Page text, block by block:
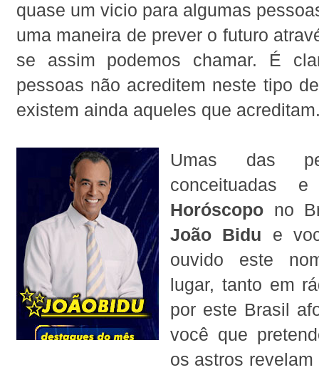
quase um vicio para algumas
uma maneira de prever o futuro
se assim podemos chamar. É
pessoas não acreditem neste tipo
existem ainda aqueles que
Umas das
conceituadas
Horóscopo no
João Bidu e
ouvido este
lugar, tanto em
por este Brasil
você que
os astros